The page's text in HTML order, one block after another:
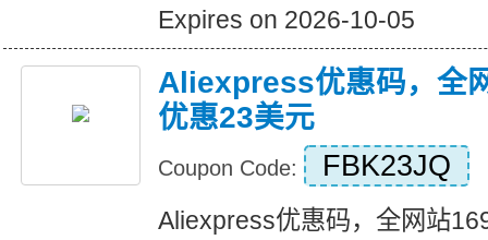
Expires on 2026-10-05
Aliexpress优惠码，全
优惠23美元
Coupon Code: FBK23JQ
Aliexpress优惠码，全网站